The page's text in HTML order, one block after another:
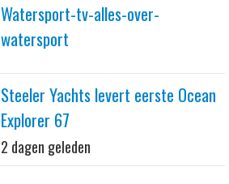
Watersport-tv-alles-over-
watersport
Steeler Yachts levert eerste Ocean
Explorer 67
2 dagen geleden